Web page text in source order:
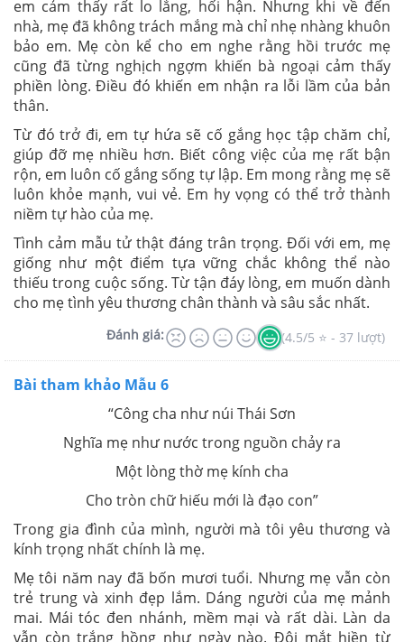
em cảm thấy rất lo lắng, hối hận. Nhưng khi về đến
nhà, mẹ đã không trách mắng mà chỉ nhẹ nhàng khuôn
bảo em. Mẹ còn kể cho em nghe rằng hồi trước mẹ
cũng đã từng nghịch ngợm khiến bà ngoại cảm thấy
phiền lòng. Điều đó khiến em nhận ra lỗi lầm của bản
thân.
Từ đó trở đi, em tự hứa sẽ cố gắng học tập chăm chỉ,
giúp đỡ mẹ nhiều hơn. Biết công việc của mẹ rất bận
rộn, em luôn cố gắng sống tự lập. Em mong rằng mẹ sẽ
luôn khỏe mạnh, vui vẻ. Em hy vọng có thể trở thành
niềm tự hào của mẹ.
Tình cảm mẫu tử thật đáng trân trọng. Đối với em, mẹ
giống như một điểm tựa vững chắc không thể nào
thiếu trong cuộc sống. Từ tận đáy lòng, em muốn dành
cho mẹ tình yêu thương chân thành và sâu sắc nhất.
Đánh giá: (4.5/5 ⭐ - 37 lượt)
Bài tham khảo Mẫu 6
“Công cha như núi Thái Sơn
Nghĩa mẹ như nước trong nguồn chảy ra
Một lòng thờ mẹ kính cha
Cho tròn chữ hiếu mới là đạo con”
Trong gia đình của mình, người mà tôi yêu thương và
kính trọng nhất chính là mẹ.
Mẹ tôi năm nay đã bốn mươi tuổi. Nhưng mẹ vẫn còn
trẻ trung và xinh đẹp lắm. Dáng người của mẹ mảnh
mai. Mái tóc đen nhánh, mềm mại và rất dài. Làn da
vẫn còn trắng hồng như ngày nào. Đôi mắt hiền từ